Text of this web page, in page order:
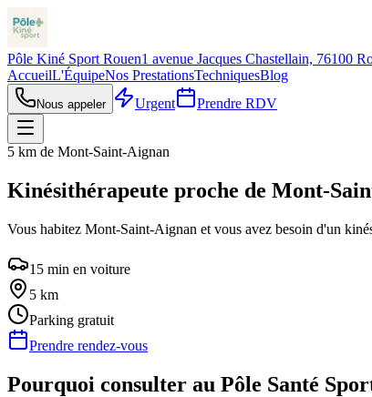
Pôle Kiné Sport Rouen1 avenue Jacques Chastellain, 76100
AccueilL'ÉquipeNos PrestationsTechniquesBlog
Nous appeler Urgent Prendre RDV
5 km de Mont-Saint-Aignan
Kinésithérapeute proche de Mont-
Vous habitez Mont-Saint-Aignan et vous avez besoin d'un
15 min en voiture
5 km
Parking gratuit
Prendre rendez-vous
Pourquoi consulter au Pôle Santé